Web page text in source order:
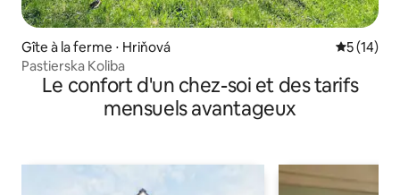
Gîte à la ferme ⋅ Hriňová
5 (14)
Pastierska Koliba
Le confort d'un chez-soi et des tarifs
mensuels avantageux